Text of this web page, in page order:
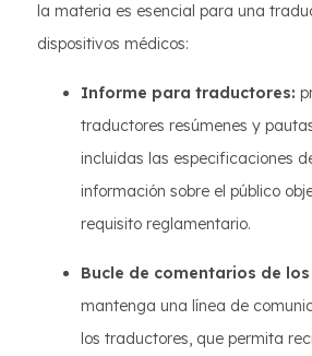
la materia es esencial para una
dispositivos médicos:
Informe para traductores:
traductores resúmenes y
incluidas las especificaciones
información sobre el público
requisito reglamentario.
Bucle de comentarios de
mantenga una línea de
los traductores, que permita